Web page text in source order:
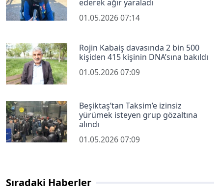
ederek ağır yaraladı
01.05.2026 07:14
Rojin Kabaiş davasında 2 bin 500
kişiden 415 kişinin DNA’sına bakıldı
01.05.2026 07:09
Beşiktaş’tan Taksim’e izinsiz
yürümek isteyen grup gözaltına
alındı
01.05.2026 07:09
Sıradaki Haberler